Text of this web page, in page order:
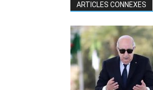
ARTICLES CONNEXES